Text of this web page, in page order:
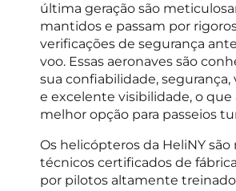
última geração são
mantidos e passam por
verificações de segurança
voo. Essas aeronaves são
sua confiabilidade,
e excelente visibilidade, o que
melhor opção para passeios
Os helicópteros da HeliNY são
técnicos certificados de
por pilotos altamente